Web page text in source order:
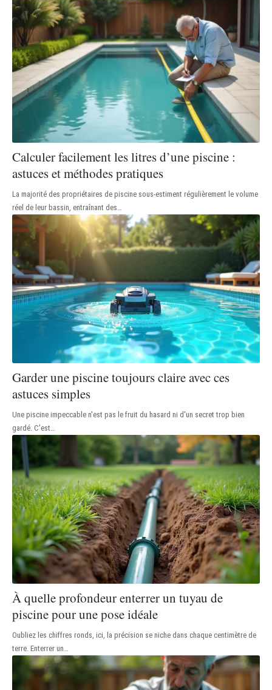
Calculer facilement les litres d’une piscine :
astuces et méthodes pratiques
La majorité des propriétaires de piscine sous-estiment régulièrement le volume
réel de leur bassin, entraînant des…
Garder une piscine toujours claire avec ces
astuces simples
Une piscine impeccable n'est pas le fruit du hasard ni d'un secret trop bien
gardé. C'est…
À quelle profondeur enterrer un tuyau de
piscine pour une pose idéale
Oubliez les chiffres ronds, ici, la précision se niche dans chaque centimètre de
terre. Enterrer un